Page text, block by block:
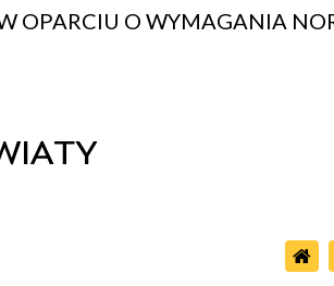
OPARCIU O WYMAGANIA